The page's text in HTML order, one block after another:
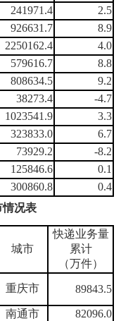
241971.4
2.5
926631.7
8.9
2250162.4
4.0
579616.7
8.8
808634.5
9.2
38273.4
-4.7
1023541.9
3.3
323833.0
6.7
73929.2
-8.2
125846.6
0.1
300860.8
0.4
情况表
城市
快递业务量
累计
（万件）
重庆市 89843.5
南通市
82096.0